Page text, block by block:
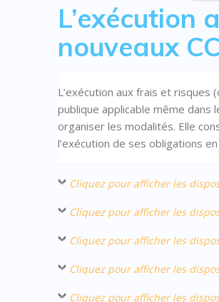
L’exécution
nouveaux
L’exécution aux frais et risques
publique applicable même dans
organiser les modalités. Elle
l’exécution de ses obligations
Cliquez pour afficher les
Cliquez pour afficher les
Cliquez pour afficher les
Cliquez pour afficher les
Cliquez pour afficher les